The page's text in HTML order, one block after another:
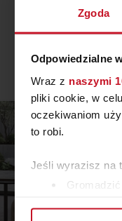
Zgoda
Odpowiedzialne
Wraz z naszymi
pliki cookie, w
oczekiwaniom
to robi.
Jeśli wyrazisz na